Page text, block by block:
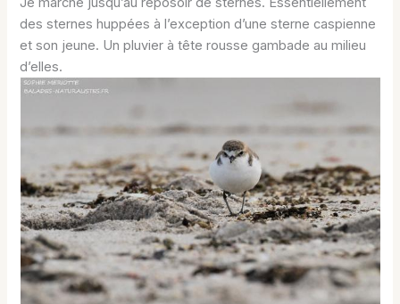
des sternes huppées à l’exception d’une sterne caspienne
et son jeune. Un pluvier à tête rousse gambade au milieu
d’elles.